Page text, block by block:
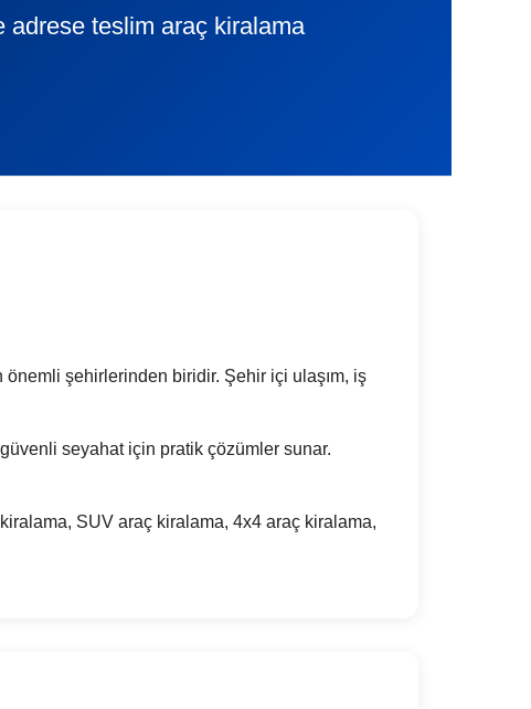
adrese teslim araç kiralama
önemli şehirlerinden biridir. Şehir içi ulaşım, iş
seyahat için pratik çözümler sunar.
SUV araç kiralama, 4x4 araç kiralama,